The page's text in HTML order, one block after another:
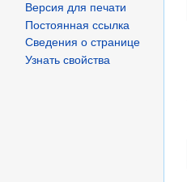
Версия для печати
Постоянная ссылка
Сведения о странице
Узнать свойства